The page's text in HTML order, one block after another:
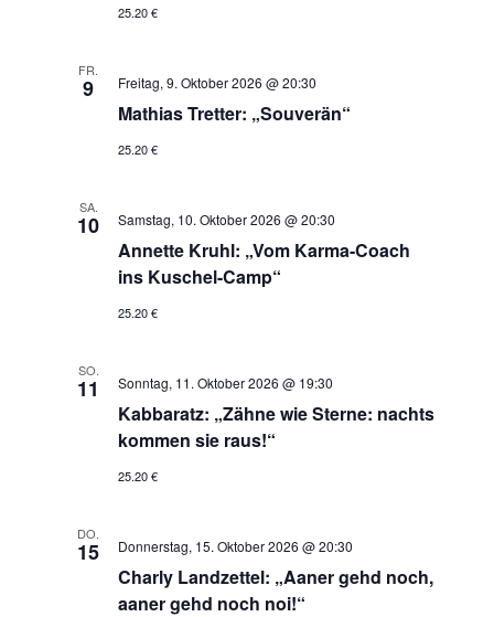
25.20 €
FR.
9 Freitag, 9. Oktober 2026 @ 20:30
Mathias Tretter: „Souverän“
25.20 €
SA.
10 Samstag, 10. Oktober 2026 @ 20:30
Annette Kruhl: „Vom Karma-Coach
ins Kuschel-Camp“
25.20 €
SO.
11 Sonntag, 11. Oktober 2026 @ 19:30
Kabbaratz: „Zähne wie Sterne: nachts
kommen sie raus!“
25.20 €
DO.
15 Donnerstag, 15. Oktober 2026 @ 20:30
Charly Landzettel: „Aaner gehd noch,
aaner gehd noch noi!“